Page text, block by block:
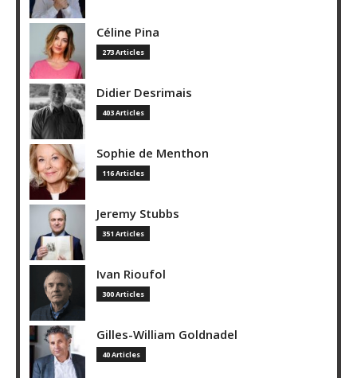
Céline Pina
273 Articles
Didier Desrimais
403 Articles
Sophie de Menthon
116 Articles
Jeremy Stubbs
351 Articles
Ivan Rioufol
300 Articles
Gilles-William Goldnadel
40 Articles